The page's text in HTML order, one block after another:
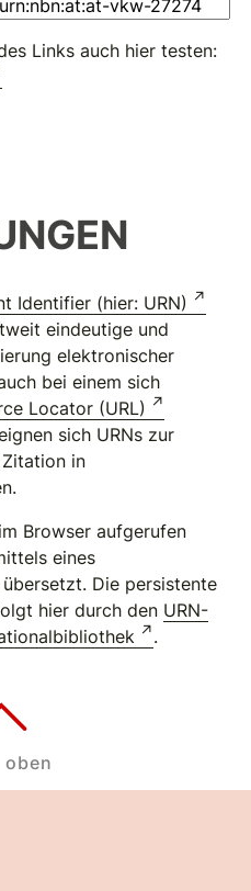
Links auch hier testen:
Identifier (hier: URN)
eindeutige und
elektronischer
bei einem sich
Locator (URL)
sich URNs zur
in
Browser aufgerufen
eines
Die persistente
hier durch den URN-
.
oben